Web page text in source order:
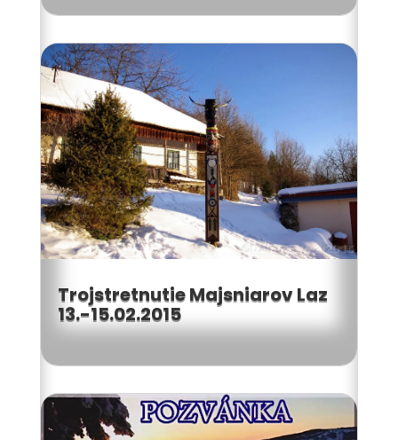
Trojstretnutie Majsniarov Laz
13.-15.02.2015